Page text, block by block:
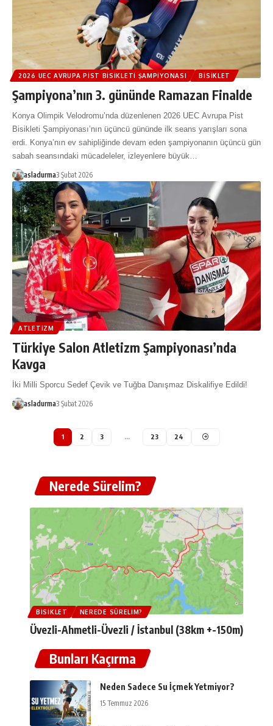
2026 UEC AVRUPA PIST BISIKLETI ŞAMPIYONASI BISIKLET
Şampiyona’nın 3. gününde Ramazan Finalde
Konya Olimpik Velodromu’nda düzenlenen 2026 UEC Avrupa Pist
Bisikleti Şampiyonası’nın üçüncü gününde ilk seans yarışları sona
erdi. Konya’nın ev sahipliğinde devam eden şampiyonanın üçüncü gün
sabah seansındaki mücadeleler, izleyenlere büyük…
asladurma3 Şubat 2026
ATLETIZM
Türkiye Salon Atletizm Şampiyonası’nda
Kavga
İki Milli Sporcu Sedef Çevik ve Tuğba Danışmaz Diskalifiye Edildi!
asladurma3 Şubat 2026
1 2 3 … 23 24
Nerede Sürelim?
BISIKLET NEREDE SÜRELIM?
Üvezli-Ahmetli-Üvezli / İstanbul (38km +-150m)
Bunları Kaçırma
Neden Sadece Su İçmek Yetmiyor?
15 Temmuz 2026